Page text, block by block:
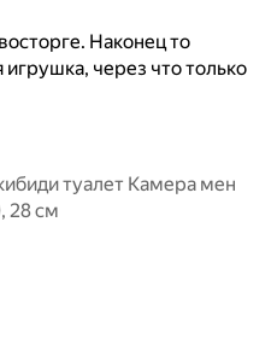
Наконец то
игрушка, через что только
туалет Камера мен
28 см